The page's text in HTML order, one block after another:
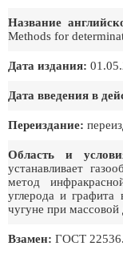
Название
Methods for
Дата издания:
Дата введения в
Переиздание:
Область и
устанавливает
метод
углерода и графита
чугуне при массовой
Взамен: ГОСТ